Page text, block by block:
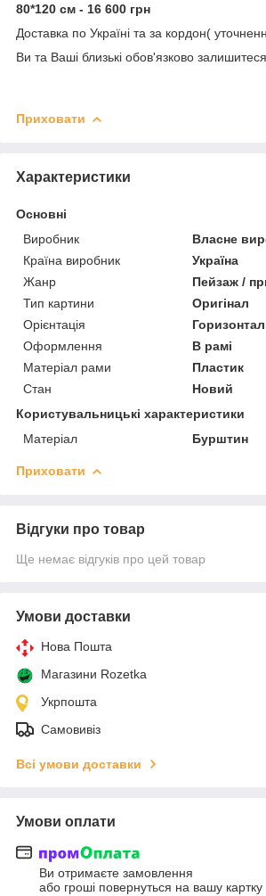
80*120 см - 16 600 грн
Доставка по Україні та за кордон(
Ви та Ваші близькі обов'язково
Приховати
Характеристики
Основні
Виробник
Власне
Країна виробник
Україна
Жанр
Пейзаж /
Тип картини
Оригінал
Орієнтація
Оформлення
В рамі
Матеріал рами
Пластик
Стан
Новий
Користувальницькі характеристики
Матеріал
Бурштин
Приховати
Відгуки про товар
Ще немає відгуків про цей товар
Умови доставки
Нова Пошта
Магазини Rozetka
Укрпошта
Самовивіз
Всі умови доставки
Умови оплати
Ви отримаєте замовлення
або гроші повернуться на вашу картку